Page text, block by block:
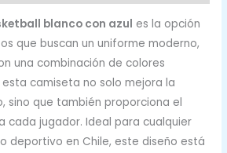
blanco con azul es la opción
que buscan un uniforme moderno,
una combinación de colores
camiseta no solo mejora la
sino que también proporciona el
cada jugador. Ideal para cualquier
deportivo en Chile, este diseño está